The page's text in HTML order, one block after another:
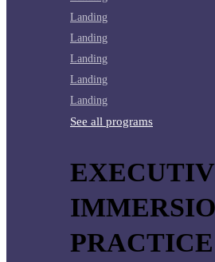
Landing
Landing
Landing
Landing
Landing
See all programs